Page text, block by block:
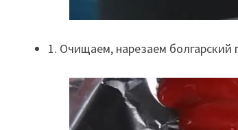
1. Очищаем, нарезаем